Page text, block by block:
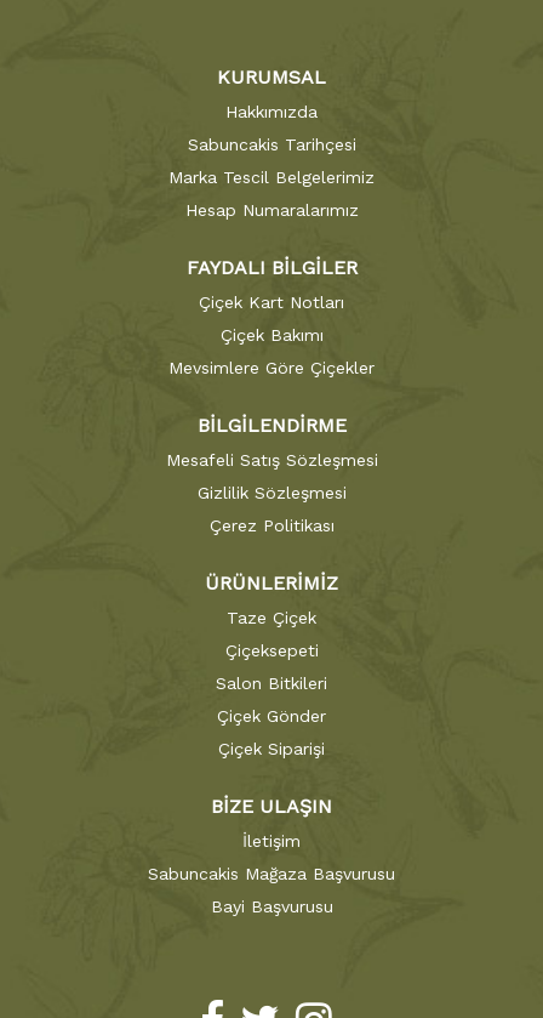
KURUMSAL
Hakkımızda
Sabuncakis Tarihçesi
Marka Tescil Belgelerimiz
Hesap Numaralarımız
FAYDALI BİLGİLER
Çiçek Kart Notları
Çiçek Bakımı
Mevsimlere Göre Çiçekler
BİLGİLENDİRME
Mesafeli Satış Sözleşmesi
Gizlilik Sözleşmesi
Çerez Politikası
ÜRÜNLERİMİZ
Taze Çiçek
Çiçeksepeti
Salon Bitkileri
Çiçek Gönder
Çiçek Siparişi
BİZE ULAŞIN
İletişim
Sabuncakis Mağaza Başvurusu
Bayi Başvurusu